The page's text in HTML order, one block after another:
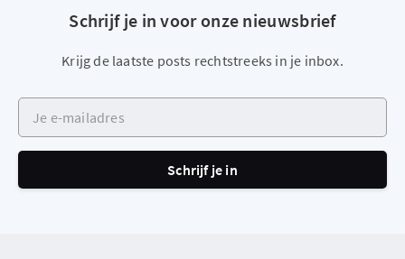
Schrijf je in voor onze nieuwsbrief
Krijg de laatste posts rechtstreeks in je inbox.
Je e-mailadres
Schrijf je in